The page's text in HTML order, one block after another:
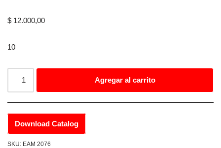
$ 12.000,00
10
Agregar al carrito
Download Catalog
SKU: EAM 2076